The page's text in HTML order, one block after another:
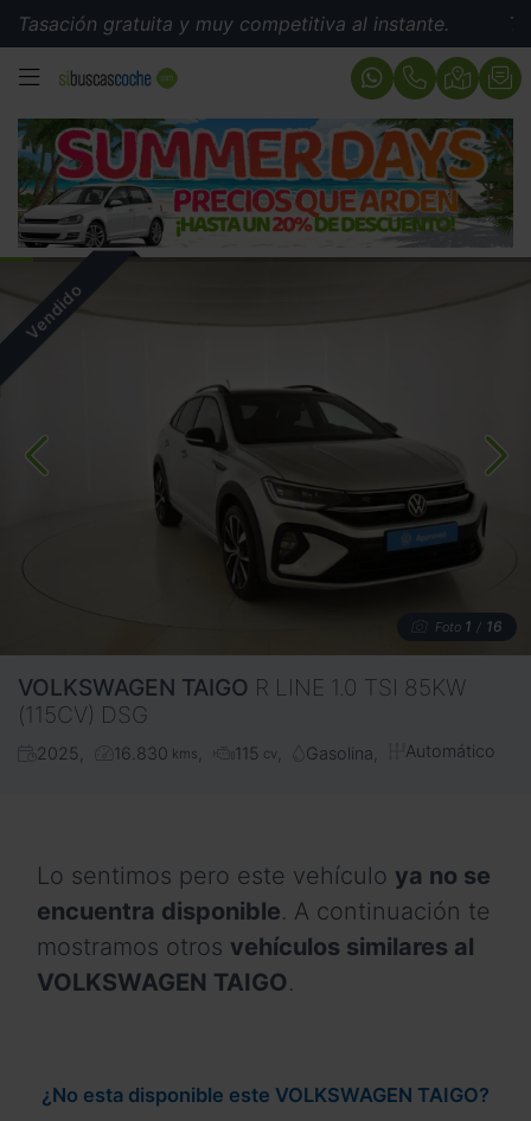
gratuita y muy competitiva al instante.
MENÚ
Foto 1 / 16
VOLKSWAGEN TAIGO R LINE 1.0 TSI 85KW
(115CV) DSG
2025 16.830 kms 115 cv Gasolina Automático
Lo sentimos pero este vehículo ya no se
encuentra disponible. A continuación te
mostramos otros vehículos similares al
VOLKSWAGEN TAIGO.
¿No esta disponible este VOLKSWAGEN TAIGO?